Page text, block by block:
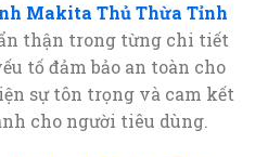
Makita Thủ Thừa Tỉnh
thận trong từng chi tiết
tố đảm bảo an toàn cho
sự tôn trọng và cam kết
cho người tiêu dùng.